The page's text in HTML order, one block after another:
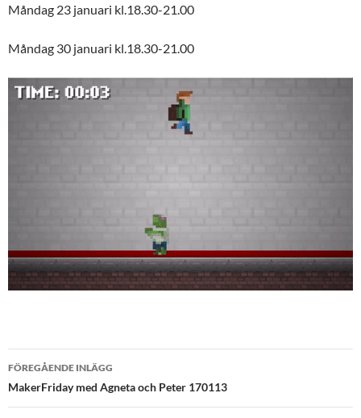
Måndag 23 januari kl.18.30-21.00
Måndag 30 januari kl.18.30-21.00
Inläggsnavigering
FÖREGÅENDE INLÄGG
MakerFriday med Agneta och Peter 170113